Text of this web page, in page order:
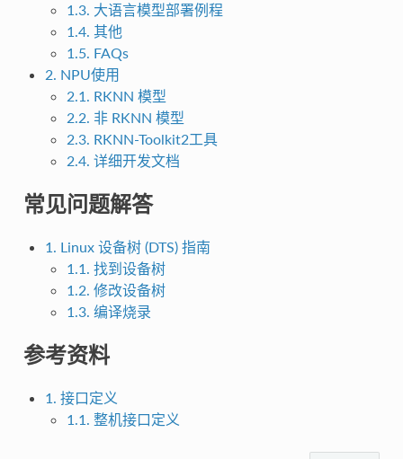
1.3. 大语言模型部署例程
1.4. 其他
1.5. FAQs
2. NPU使用
2.1. RKNN 模型
2.2. 非 RKNN 模型
2.3. RKNN-Toolkit2工具
2.4. 详细开发文档
常见问题解答
1. Linux 设备树 (DTS) 指南
1.1. 找到设备树
1.2. 修改设备树
1.3. 编译烧录
参考资料
1. 接口定义
1.1. 整机接口定义